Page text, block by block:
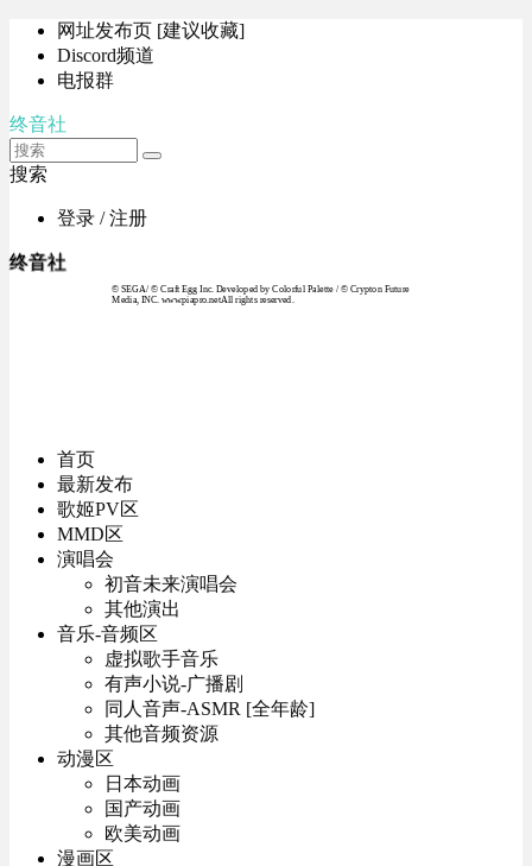
网址发布页 [建议收藏]
Discord频道
电报群
终音社
搜索
登录 / 注册
终音社
© SEGA / © Craft Egg Inc. Developed by Colorful Palette / © Crypton Future
Media, INC. www.piapro.netAll rights reserved.
首页
最新发布
歌姬PV区
MMD区
演唱会
初音未来演唱会
其他演出
音乐-音频区
虚拟歌手音乐
有声小说-广播剧
同人音声-ASMR [全年龄]
其他音频资源
动漫区
日本动画
国产动画
欧美动画
漫画区